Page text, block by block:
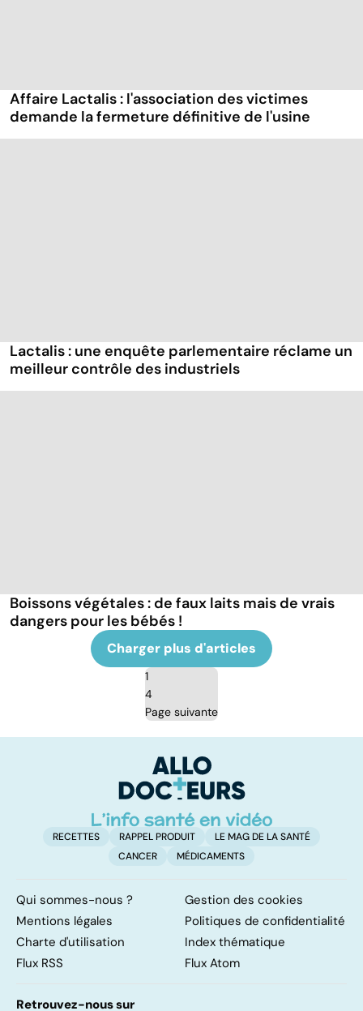
Affaire Lactalis : l'association des victimes
demande la fermeture définitive de l'usine
Lactalis : une enquête parlementaire réclame un
meilleur contrôle des industriels
Boissons végétales : de faux laits mais de vrais
dangers pour les bébés !
Charger plus d'articles
1
4
Page suivante
RECETTES RAPPEL PRODUIT
LE MAG DE LA SANTÉ
CANCER
MÉDICAMENTS
Qui sommes-nous ?
Gestion des cookies
Mentions légales
Politiques de confidentialité
Charte d'utilisation
Index thématique
Flux RSS
Flux Atom
Retrouvez-nous sur